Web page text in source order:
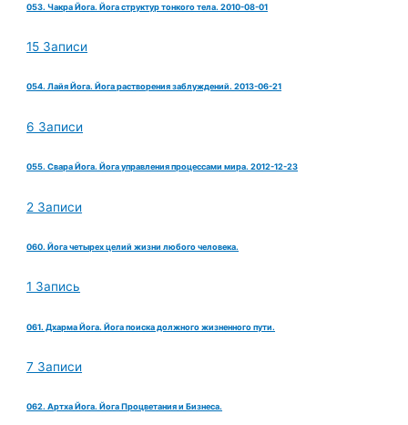
053. Чакра Йога. Йога структур тонкого тела. 2010-08-01
15 Записи
054. Лайя Йога. Йога растворения заблуждений. 2013-06-21
6 Записи
055. Свара Йога. Йога управления процессами мира. 2012-12-23
2 Записи
060. Йога четырех целий жизни любого человека.
1 Запись
061. Дхарма Йога. Йога поиска должного жизненного пути.
7 Записи
062. Артха Йога. Йога Процветания и Бизнеса.